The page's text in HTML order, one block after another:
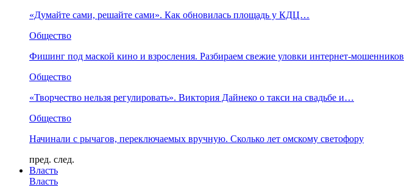
«Думайте сами, решайте сами». Как обновилась площадь у КДЦ…
Общество
Фишинг под маской кино и взросления. Разбираем свежие уловки интернет-мошенников
Общество
«Творчество нельзя регулировать». Виктория Дайнеко о такси на свадьбе и…
Общество
Начинали с рычагов, переключаемых вручную. Сколько лет омскому светофору
пред. след.
Власть
Власть